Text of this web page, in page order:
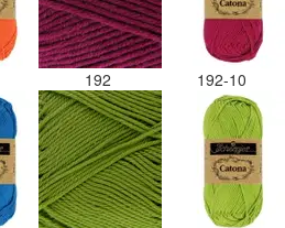
192 192-10